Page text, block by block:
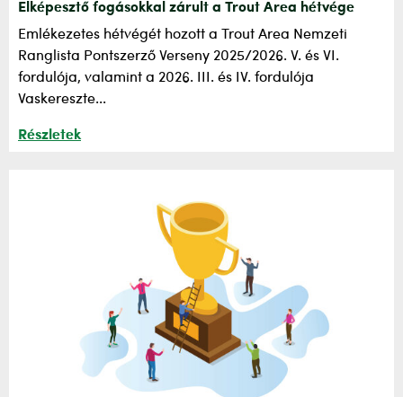
Elképesztő fogásokkal zárult a Trout Area hétvége
Emlékezetes hétvégét hozott a Trout Area Nemzeti
Ranglista Pontszerző Verseny 2025/2026. V. és VI.
fordulója, valamint a 2026. III. és IV. fordulója
Vaskereszte...
Részletek